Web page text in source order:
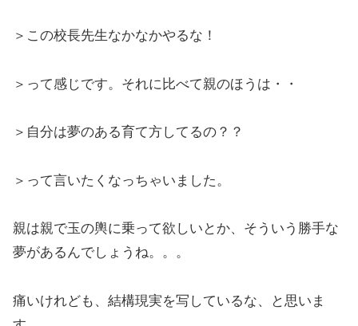
＞この校長先生なかなかやるな！
＞って感じです。それに比べて親のほうは・・
＞自分は夢のある育て方してるの？？
＞って言いたくなっちゃいました。
親は親で玉の輿に乗って欲しいとか、そういう勝手な
夢があるんでしょうね。。。
痛いけれども、結構現実を写しているな、と思いま